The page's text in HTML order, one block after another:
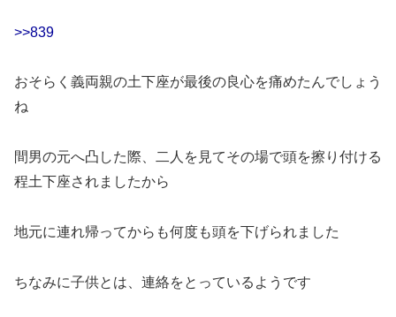
>>839
おそらく義両親の土下座が最後の良心を痛めたんでしょう
ね
間男の元へ凸した際、二人を見てその場で頭を擦り付ける
程土下座されましたから
地元に連れ帰ってからも何度も頭を下げられました
ちなみに子供とは、連絡をとっているようです